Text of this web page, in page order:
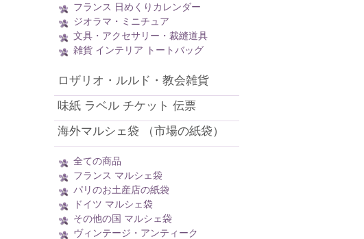
フランス 日めくりカレンダー
ジオラマ・ミニチュア
文具・アクセサリー・裁縫道具
雑貨 インテリア トートバッグ
ロザリオ・ルルド・教会雑貨
味紙 ラベル チケット 伝票
海外マルシェ袋 （市場の紙袋）
全ての商品
フランス マルシェ袋
パリのお土産店の紙袋
ドイツ マルシェ袋
その他の国 マルシェ袋
ヴィンテージ・アンティーク